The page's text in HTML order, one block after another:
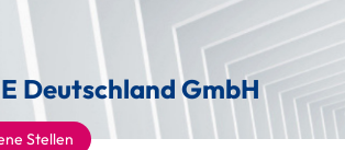
Deutschland GmbH
Stellen